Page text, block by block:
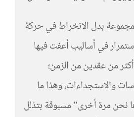
بدل الانخراط في حركة
في أساليب أعفت فيها
أكثر من عقدين من الزمن؛
والاستجداءات، وهذا ما
نحن مرة أخرى” مسبوقة بتذلل